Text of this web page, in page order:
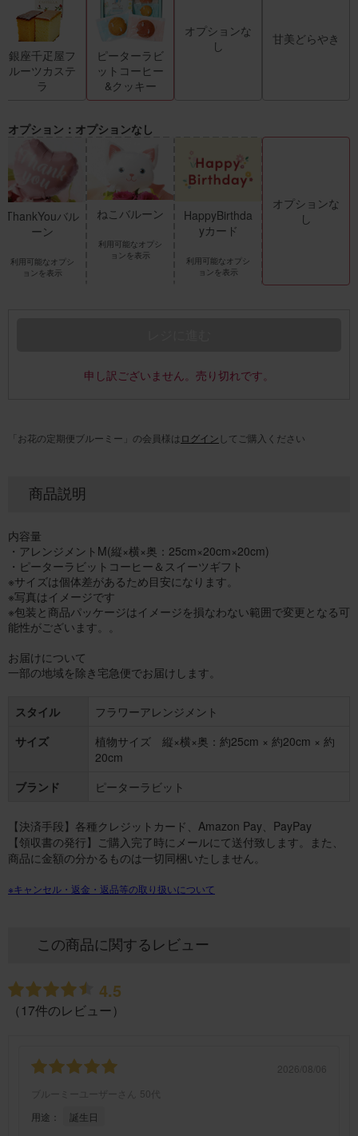
銀座千疋屋フ
ルーツカステ
ラ
ピーターラビ
ットコーヒー
&クッキー
オプションな
し
甘美どらやき
オプション：オプションなし
ThankYouバル
ーン
利用可能なオプシ
ョンを表示
ねこバルーン
利用可能なオプシ
ョンを表示
HappyBirthda
yカード
利用可能なオプシ
ョンを表示
オプションな
し
申し訳ございません。売り切れです。
「お花の定期便ブルーミー」の会員様は ログイン してご購入ください
商品説明
内容量
・アレンジメントM(縦×横×奥：25cm×20cm×20cm)
・ピーターラビットコーヒー＆スイーツギフト
※サイズは個体差があるため目安になります。
※写真はイメージです
※包装と商品パッケージはイメージを損なわない範囲で変更となる可
能性がございます。。
お届けについて
一部の地域を除き宅急便でお届けします。
スタイル
フラワーアレンジメント
サイズ
植物サイズ 縦×横×奥：約25cm × 約20cm × 約
20cm
ブランド
ピーターラビット
【決済手段】各種クレジットカード、Amazon Pay、PayPay
【領収書の発行】ご購入完了時にメールにて送付致します。また、
商品に金額の分かるものは一切同梱いたしません。
※キャンセル・返金・返品等の取り扱いについて
この商品に関するレビュー
4.5
（17件のレビュー）
2026/08/06
ブルーミーユーザーさん
50代
用途：
誕生日